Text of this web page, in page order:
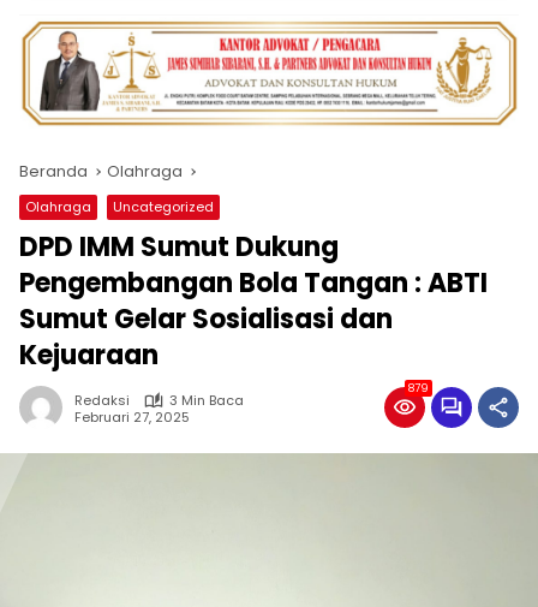
Beranda Olahraga
Olahraga Uncategorized
DPD IMM Sumut Dukung
Pengembangan Bola Tangan : ABTI
Sumut Gelar Sosialisasi dan
Kejuaraan
Redaksi
3 Min Baca
Februari 27, 2025
879